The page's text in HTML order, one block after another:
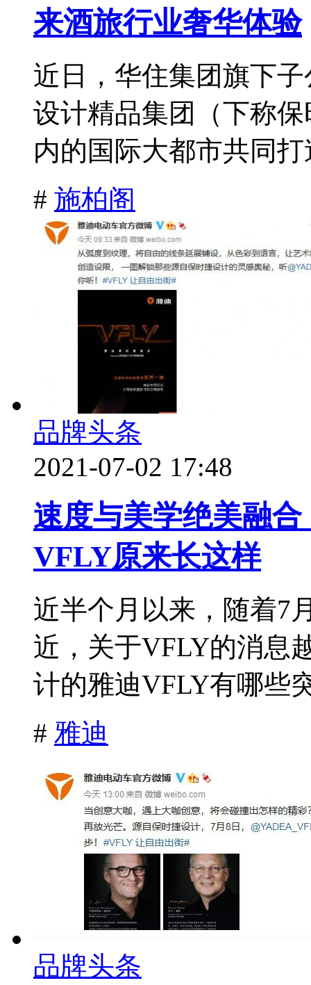
来酒旅行业奢华体验
近日，华住集团旗下
设计精品集团（下称
内的国际大都市共同
# 施柏阁
品牌头条
2021-07-02 17:48
速度与美学绝美融
VFLY原来长这样
近半个月以来，随着7
近，关于VFLY的消息
计的雅迪VFLY有哪些
# 雅迪
品牌头条